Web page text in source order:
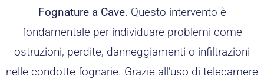
Fognature a Cave. Questo intervento è
fondamentale per individuare problemi come
ostruzioni, perdite, danneggiamenti o infiltrazioni
nelle condotte fognarie. Grazie all’uso di telecamere